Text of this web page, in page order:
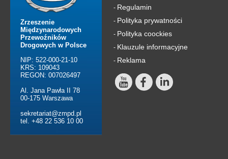
Zrzeszenie
Międzynarodowych
Przewoźników
Drogowych w Polsce
NIP: 522-000-21-10
KRS: 109043
REGON: 007026497
Al. Jana Pawła II 78
00-175 Warszawa
sekretariat@zmpd.pl
tel. +48 22 536 10 00
- Regulamin
- Polityka prywatności
- Polityka coockies
- Klauzule informacyjne
- Reklama